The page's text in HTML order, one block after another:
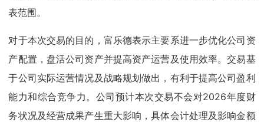
表范围。
对于本次交易的目的，富乐德表示主要系进一步优化公司资
产配置，盘活公司资产并提高资产运营及使用效率。交易基
于公司实际运营情况及战略规划做出，有利于提高公司盈利
能力和综合竞争力。公司预计本次交易不会对2026年度财
务状况及经营成果产生重大影响，具体会计处理及影响金额